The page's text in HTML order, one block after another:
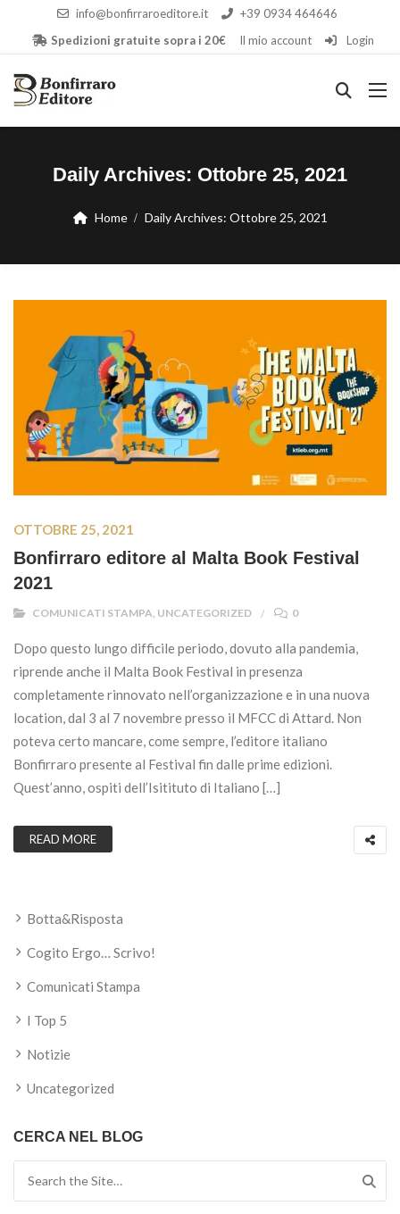
info@bonfirraroeditore.it
+39 0934 464646
Spedizioni gratuite sopra i 20€
Il mio account Login
Daily Archives: Ottobre 25, 2021
Home Daily Archives: Ottobre 25, 2021
OTTOBRE 25, 2021
Bonfirraro editore al Malta Book Festival
2021
COMUNICATI STAMPA UNCATEGORIZED 0
Dopo questo lungo difficile periodo, dovuto alla pandemia,
riprende anche il Malta Book Festival in presenza
completamente rinnovato nell’organizzazione e in una nuova
location, dal 3 al 7 novembre presso il MFCC di Attard. Non
poteva certo mancare, come sempre, l’editore italiano
Bonfirraro presente al Festival fin dalle prime edizioni.
Quest’anno, ospiti dell’Isitituto di Italiano […]
READ MORE
Botta&Risposta
Cogito Ergo… Scrivo!
Comunicati Stampa
I Top 5
Notizie
Uncategorized
CERCA NEL BLOG